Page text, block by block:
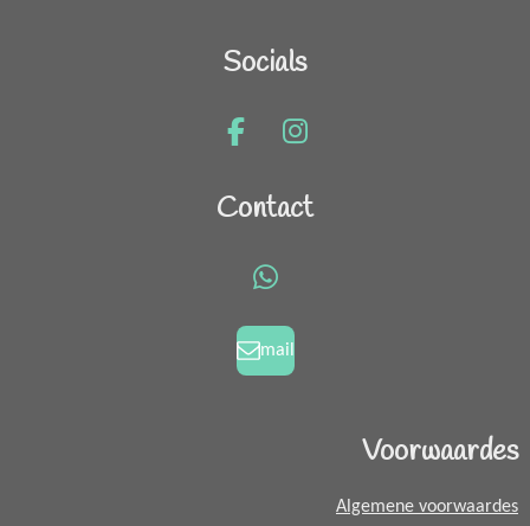
Socials
F
c
k
I
s
a
m
Contact
W
a
t
mail
Voorwaardes
Algemene voorwaardes